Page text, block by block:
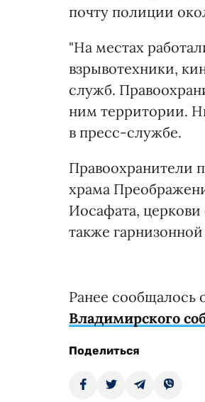
почту полиции
"На местах
взрывотехники,
служб.
ним территории.
в пресс-службе.
Правоохранители
храма
Иосафата, церкови
также
Ранее сообщалось
Владимирского
Поделиться